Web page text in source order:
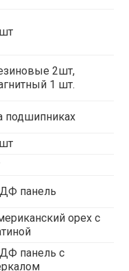
2шт,
1 шт.
подшипниках
панель
орех с
панель с